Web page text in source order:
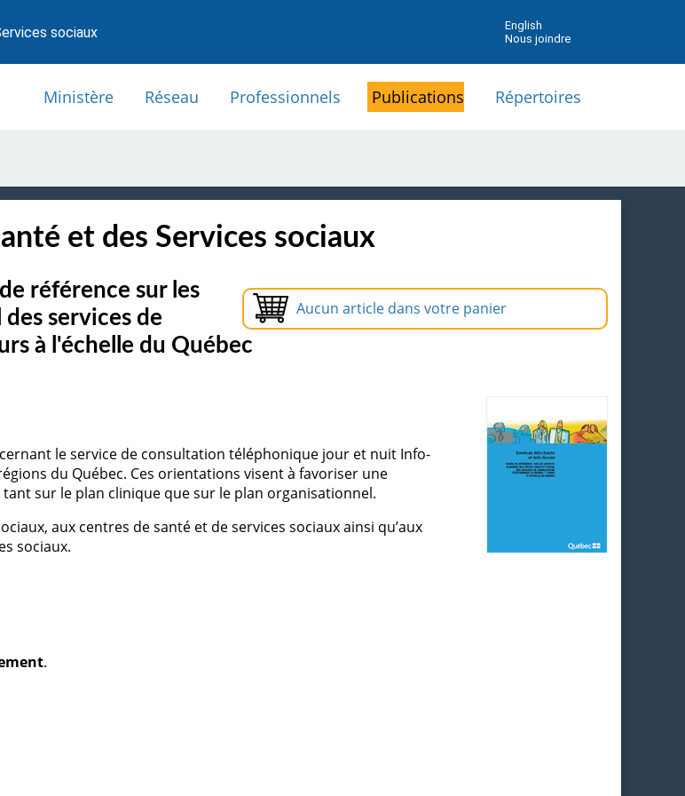
sociaux
English
Nous joindre
Ministère Réseau Professionnels Publications Répertoires
et des Services sociaux
Aucun article dans votre panier
référence sur les
services de
à l'échelle du Québec
le service de consultation téléphonique jour et nuit Info-
du Québec. Ces orientations visent à favoriser une
sur le plan clinique que sur le plan organisationnel.
aux centres de santé et de services sociaux ainsi qu’aux
sociaux.
.